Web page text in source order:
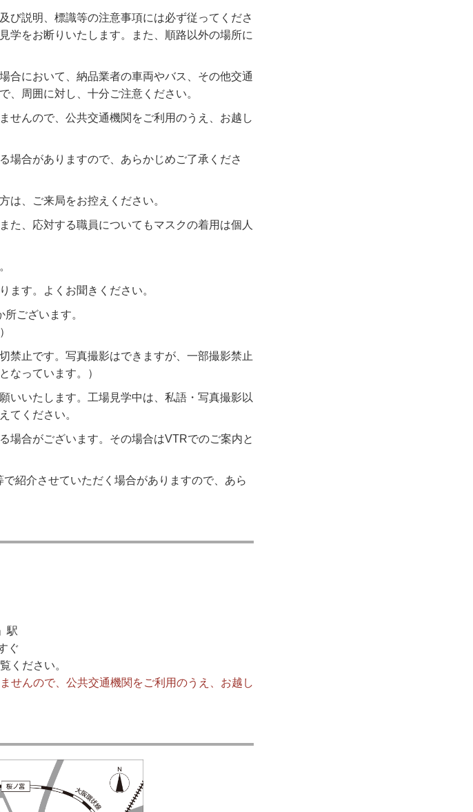
び説明、標識等の注意事項には必ず従ってくださ
学をお断りいたします。また、順路以外の場所に
合において、納品業者の車両やバス、その他交通
、周囲に対し、十分ご注意ください。
せんので、公共交通機関をご利用のうえ、お越し
場合がありますので、あらかじめご了承くださ
は、ご来局をお控えください。
た、応対する職員についてもマスクの着用は個人
ます。よくお聞きください。
ございます。
禁止です。写真撮影はできますが、一部撮影禁止
なっています。）
いいたします。工場見学中は、私語・写真撮影以
てください。
場合がございます。その場合はVTRでのご案内と
紹介させていただく場合がありますので、あら
駅
ぐ
ください。
せんので、公共交通機関をご利用のうえ、お越し